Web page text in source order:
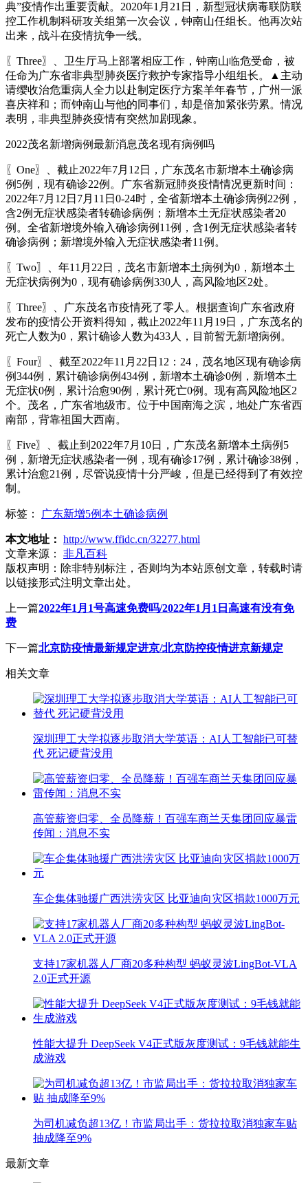
典”疫情作出重要贡献。2020年1月21日，新型冠状病毒联防联
控工作机制科研攻关组第一次会议，钟南山任组长。他再次站
出来，战斗在疫情抗争一线。
〖Three〗、卫生厅马上部署相应工作，钟南山临危受命，被
任命为广东省非典型肺炎医疗救护专家指导小组组长。▲主动
请缨收治危重病人全力以赴制定医疗方案羊年春节，广州一派
喜庆祥和；而钟南山与他的同事们，却是倍加紧张劳累。情况
表明，非典型肺炎疫情有突然加剧现象。
2022茂名新增病例最新消息茂名现有病例吗
〖One〗、截止2022年7月12日，广东茂名市新增本土确诊病
例5例，现有确诊22例。广东省新冠肺炎疫情情况更新时间：
2022年7月12日7月11日0-24时，全省新增本土确诊病例22例，
含2例无症状感染者转确诊病例；新增本土无症状感染者20
例。全省新增境外输入确诊病例11例，含1例无症状感染者转
确诊病例；新增境外输入无症状感染者11例。
〖Two〗、年11月22日，茂名市新增本土病例为0，新增本土
无症状病例为0，现有确诊病例330人，高风险地区2处。
〖Three〗、广东茂名市疫情死了零人。根据查询广东省政府
发布的疫情公开资料得知，截止2022年11月19日，广东茂名的
死亡人数为0，累计确诊人数为433人，目前暂无新增病例。
〖Four〗、截至2022年11月22日12：24，茂名地区现有确诊病
例344例，累计确诊病例434例，新增本土确诊0例，新增本土
无症状0例，累计治愈90例，累计死亡0例。现有高风险地区2
个。茂名，广东省地级市。位于中国南海之滨，地处广东省西
南部，背靠祖国大西南。
〖Five〗、截止到2022年7月10日，广东茂名新增本土病例5
例，新增无症状感染者一例，现有确诊17例，累计确诊38例，
累计治愈21例，尽管说疫情十分严峻，但是已经得到了有效控
制。
标签： 广东新增5例本土确诊病例
本文地址： http://www.ffidc.cn/32277.html
文章来源：
非凡百科
版权声明： 除非特别标注，否则均为本站原创文章，转载时请
以链接形式注明文章出处。
上一篇2022年1月1号高速免费吗/2022年1月1日高速有没有免
费
下一篇北京防疫情最新规定进京/北京防控疫情进京新规定
相关文章
深圳理工大学拟逐步取消大学英语：AI人工智能已可替
代 死记硬背没用
高管薪资归零、全员降薪！百强车商兰天集团回应暴雷
传闻：消息不实
车企集体驰援广西洪涝灾区 比亚迪向灾区捐款1000万元
支持17家机器人厂商20多种构型 蚂蚁灵波LingBot-VLA
2.0正式开源
性能大提升 DeepSeek V4正式版灰度测试：9毛钱就能生
成游戏
为司机减负超13亿！市监局出手：货拉拉取消独家车贴
抽成降至9%
最新文章